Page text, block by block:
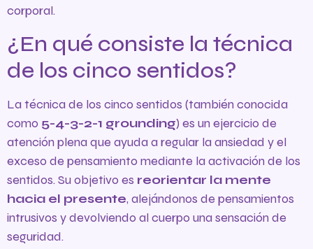
corporal.
¿En qué consiste la técnica
de los cinco sentidos?
La técnica de los cinco sentidos (también conocida
como 5-4-3-2-1 grounding) es un ejercicio de
atención plena que ayuda a regular la ansiedad y el
exceso de pensamiento mediante la activación de los
sentidos. Su objetivo es reorientar la mente
hacia el presente, alejándonos de pensamientos
intrusivos y devolviendo al cuerpo una sensación de
seguridad.